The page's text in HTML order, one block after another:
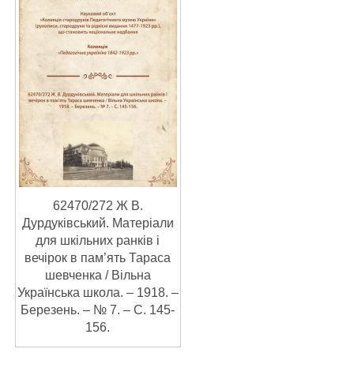
62470/272 Ж В.
Дурдуківський. Матеріали
для шкільних ранків і
вечірок в пам’ять Тараса
шевченка / Вільна
Українська школа. – 1918. –
Березень. – № 7. – С. 145-
156.